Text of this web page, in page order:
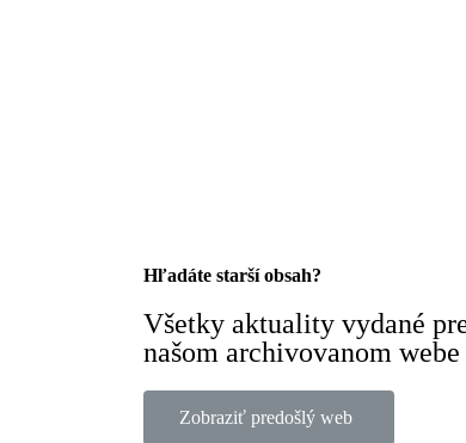
Hľadáte starší obsah?
Všetky aktuality vydané
našom archivovanom
Zobraziť predošlý web